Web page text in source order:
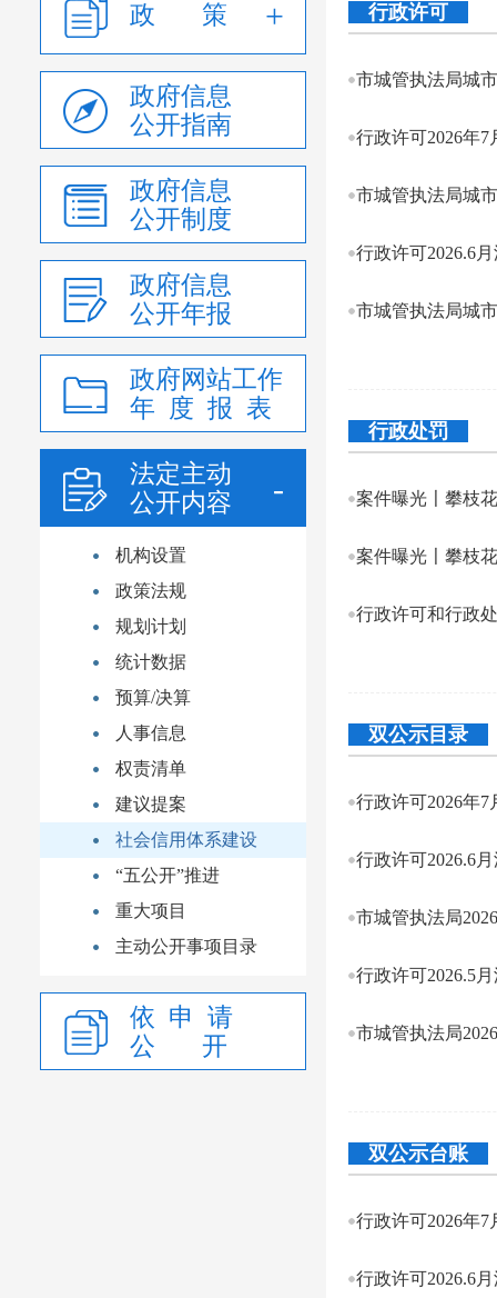
政 策
政府信息
公开指南
政府信息
公开制度
政府信息
公开年报
政府网站工作
年 度 报 表
法定主动
公开内容
机构设置
政策法规
规划计划
统计数据
预算/决算
人事信息
权责清单
建议提案
社会信用体系建设
“五公开”推进
重大项目
主动公开事项目录
依 申 请
公 开
行政许可
市城管执法局城
行政许可2026年7
市城管执法局城
行政许可2026.6
市城管执法局城
行政处罚
案件曝光〡攀枝
案件曝光〡攀枝
行政许可和行政
双公示目录
行政许可2026年7
行政许可2026.6
市城管执法局
行政许可2026.5
市城管执法局
双公示台账
行政许可2026年7
行政许可2026.6